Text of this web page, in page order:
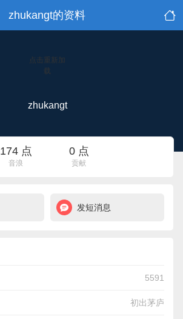
zhukangt的资料
点击重新加
载
zhukangt
174 点
音浪
0 点
贡献
发短消息
5591
初出茅庐